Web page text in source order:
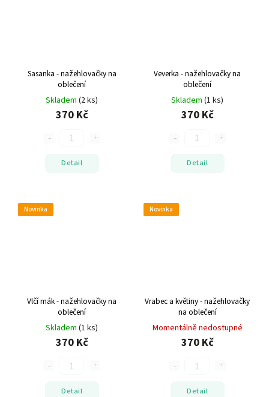
Sasanka - nažehlovačky na
oblečení
Skladem (2 ks)
370 Kč
Detail
Veverka - nažehlovačky na
oblečení
Skladem (1 ks)
370 Kč
Detail
Novinka
Vlčí mák - nažehlovačky na
oblečení
Skladem (1 ks)
370 Kč
Detail
Novinka
Vrabec a květiny - nažehlovačky
na oblečení
Momentálně nedostupné
370 Kč
Detail